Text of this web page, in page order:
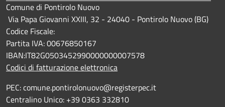
Comune di Pontirolo Nuovo
Via Papa Giovanni XXIII, 32 - 24040 - Pontirolo Nuovo (BG)
Codice Fiscale:
Partita IVA: 00676850167
IBAN:IT82G0503452990000000007578
Codici di fatturazione elettronica
PEC: comune.pontirolonuovo@registerpec.it
Centralino Unico: +39 0363 332810